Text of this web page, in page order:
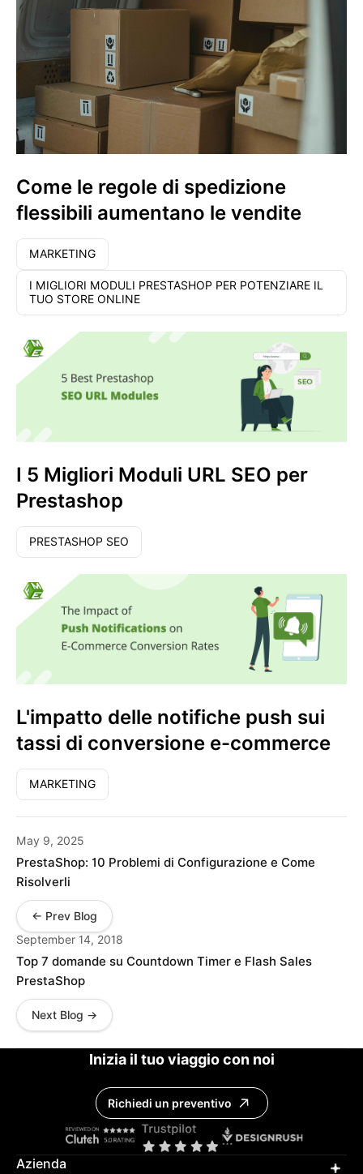
Come le regole di spedizione
flessibili aumentano le vendite
MARKETING
I MIGLIORI MODULI PRESTASHOP PER POTENZIARE IL
TUO STORE ONLINE
I 5 Migliori Moduli URL SEO per
Prestashop
PRESTASHOP SEO
L'impatto delle notifiche push sui
tassi di conversione e-commerce
MARKETING
May 9, 2025
PrestaShop: 10 Problemi di Configurazione e Come
Risolverli
← Prev Blog
September 14, 2018
Top 7 domande su Countdown Timer e Flash Sales
PrestaShop
Next Blog →
Inizia il tuo viaggio con noi
Richiedi un preventivo
Azienda